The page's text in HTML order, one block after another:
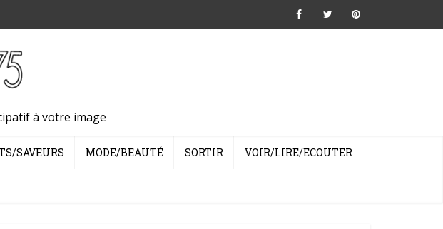
à votre image
SAVEURS MODE/BEAUTÉ SORTIR VOIR/LIRE/ECOUTER